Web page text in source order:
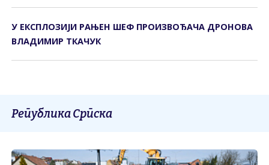
У ЕКСПЛОЗИЈИ РАЊЕН ШЕФ ПРОИЗВОЂАЧА ДРОНОВА
ВЛАДИМИР ТКАЧУК
Република Српска